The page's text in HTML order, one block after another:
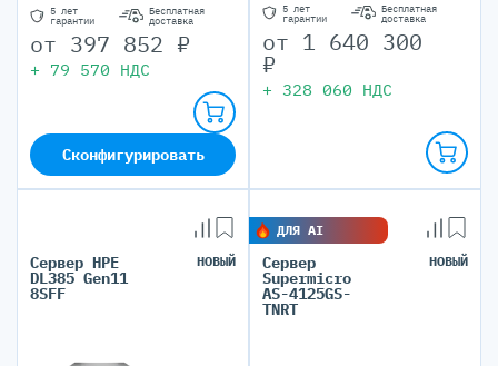
5 лет
гарантии
Бесплатная
доставка
от 397 852 ₽
+ 79 570 НДС
Сконфигурировать
5 лет
гарантии
Бесплатная
доставка
от 1 640 300
₽
+ 328 060 НДС
Сервер HPE
DL385 Gen11
8SFF
НОВЫЙ
ДЛЯ AI
Сервер
Supermicro
AS-4125GS-
TNRT
НОВЫЙ